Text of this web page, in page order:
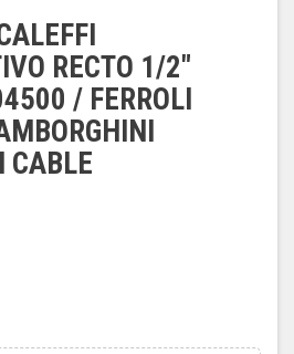
RECTO 1/2"
/ FERROLI